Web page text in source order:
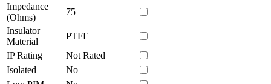
Impedance
(Ohms)
75
Insulator
Material
PTFE
IP Rating
Not Rated
Isolated
No